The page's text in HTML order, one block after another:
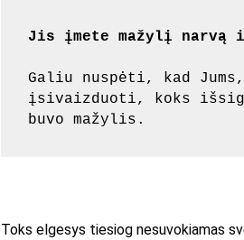
Jis įmete mažylį narvą
Galiu nuspėti, kad
įsivaizduoti, koks
buvo mažylis.
Toks elgesys tiesiog nesuvokiamas